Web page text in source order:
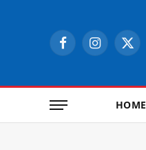
FacebookInstagram
X
HOME